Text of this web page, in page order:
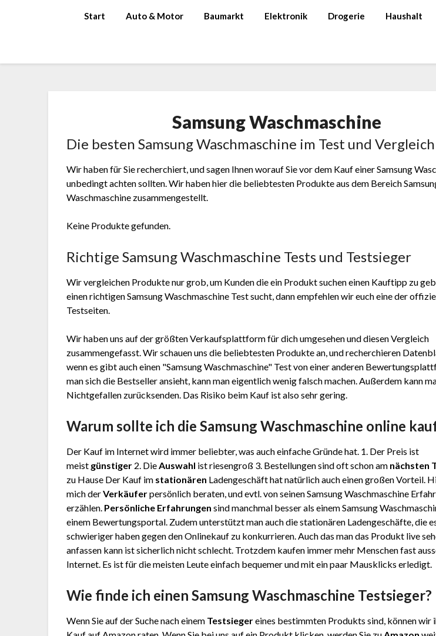
Start Auto & Motor Baumarkt Elektronik Drogerie Haushalt
Samsung Waschmaschine
Die besten Samsung Waschmaschine im Test und Vergleich
Wir haben für Sie recherchiert, und sagen Ihnen worauf Sie vor dem Kauf einer Samsung
unbedingt achten sollten. Wir haben hier die beliebtesten Produkte aus dem Bereich
Waschmaschine zusammengestellt.
Keine Produkte gefunden.
Richtige Samsung Waschmaschine Tests und Testsieger
Wir vergleichen Produkte nur grob, um Kunden die ein Produkt suchen einen Kauftipp zu
einen richtigen Samsung Waschmaschine Test sucht, dann empfehlen wir euch eine der
Testseiten.
Wir haben uns auf der größten Verkaufsplattform für dich umgesehen und diesen Vergleich
zusammengefasst. Wir schauen uns die beliebtesten Produkte an, und recherchieren
wenn es gibt auch einen "Samsung Waschmaschine" Testvon einer anderen
man sich die Bestseller ansieht, kann man eigentlich wenig falsch machen. Außerdem kann
Nichtgefallen zurücksenden. Das Risiko beim Kauf ist also sehr gering.
Warum sollte ich die Samsung Waschmaschine online
Der Kauf im Internet wird immer beliebter, was auch einfache Gründe hat. 1. Der Preis ist
meist günstiger 2. DieAuswahl ist riesengroß 3. Bestellungen sind oft schon am nächsten
zu Hause Der Kauf im stationären Ladengeschäft hat natürlich auch einen großen Vorteil.
mich derVerkäuferpersönlich beraten, und evtl. von seinen Samsung Waschmaschine
erzählen. Persönliche Erfahrungen sind manchmal besser als einem Samsung
einem Bewertungsportal. Zudem unterstützt man auch die stationären Ladengeschäfte, die
schwieriger haben gegen den Onlinekauf zu konkurrieren. Auch das man das Produkt live
anfassen kann ist sicherlich nicht schlecht. Trotzdem kaufen immer mehr Menschen fast
Internet. Es ist für die meisten Leute einfach bequemer und mit ein paar Mausklicks erledigt.
Wie finde ich einen Samsung Waschmaschine Testsieger?
Wenn Sie auf der Suche nach einem Testsiegereines bestimmten Produkts sind, können wir